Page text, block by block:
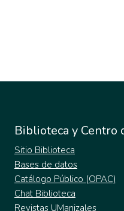
Biblioteca y Centro
Sitio Biblioteca
Bases de datos
Catálogo Público (OPAC)
Chat Biblioteca
Revistas UManizales